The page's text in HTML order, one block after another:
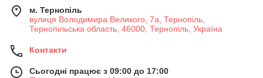
м. Тернопіль
вулиця Володимира Великого, 7а, Тернопіль,
Тернопільська область, 46000, Тернопіль, Україна
Контакти
Сьогодні працює з 09:00 до 17:00